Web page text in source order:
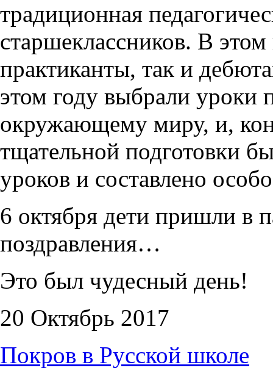
традиционная
старшеклассников. В
практиканты, так и
этом году выбрали уроки
окружающему миру, и,
тщательной подготовки
уроков и составлено
6 октября дети пришли в
поздравления…
Это был чудесный день!
20 Октябрь 2017
Покров в Русской школе